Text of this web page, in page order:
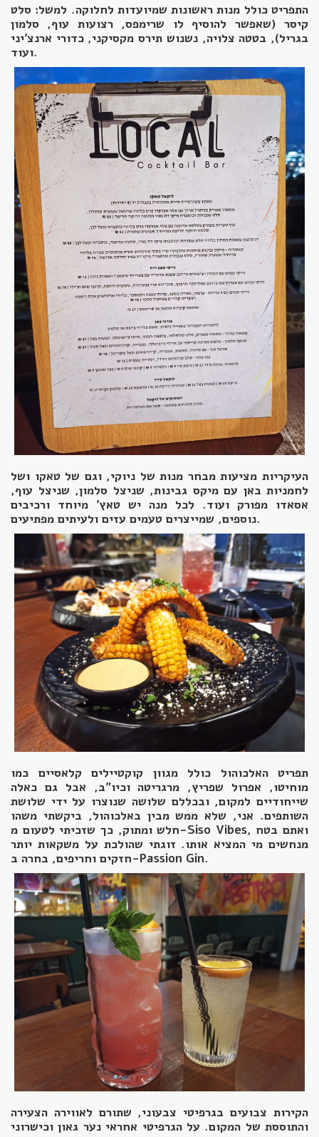
התפריט כולל מנות ראשונות שמיועדות לחלוקה. למשל: סלט
קיסר (שאפשר להוסיף לו שרימפס, רצועות עוף, סלמון
בגריל), בטטה צלויה, נשנוש תירס מקסיקני, כדורי ארנצ'יני
ועוד.
העיקריות מציעות מבחר מנות של ניוקי, וגם של טאקו ושל
לחמניות באן עם מיקס גבינות, שניצל סלמון, שניצל עוף,
אסאדו מפורק ועוד. לכל מנה יש טאץ' מיוחד ורכיבים
נוספים, שמייצרים טעמים עזים ולעיתים מפתיעים.
תפריט האלכוהול כולל מגוון קוקטיילים קלאסיים כמו
מוחיטו, אפרול שפריץ, מרגריטה וכיו"ב, אבל גם כאלה
שייחודיים למקום, ובכללם שלושה שנוצרו על ידי שלושת
השותפים. אני, שלא ממש מבין באלכוהול, ביקשתי משהו
חלש ומתוק, כך שזכיתי לטעום מ-Siso Vibes, ואתם בטח
מנחשים מי המציא אותו. זוגתי שהולכת על משקאות יותר
חזקים וחריפים, בחרה ב-Passion Gin.
הקירות צבועים בגרפיטי צבעוני, שתורם לאווירה הצעירה
והתוססת של המקום. על הגרפיטי אחראי נער גאון וכישרוני